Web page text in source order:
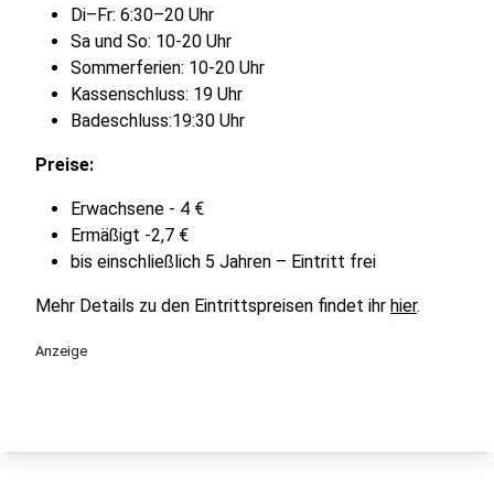
Di–Fr: 6:30–20 Uhr
Sa und So: 10-20 Uhr
Sommerferien: 10-20 Uhr
Kassenschluss: 19 Uhr
Badeschluss:19:30 Uhr
Preise:
Erwachsene - 4 €
Ermäßigt -2,7 €
bis einschließlich 5 Jahren – Eintritt frei
Mehr Details zu den Eintrittspreisen findet ihr hier.
Anzeige